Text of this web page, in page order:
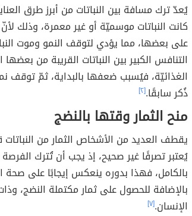
يُعدّ ترك مسافة بين النباتات من أبرز طرق
كانت النباتات موسميّة أو غير معمرة، وذلك
على بعضها، مما يؤدي لتوقف النمو وموت
التنافس الكبير بين النباتات القريبة من
الغذائيّة، فيُسبب ضعفها بالبداية، ثمّ توقف
ذُكر سابقًا.[٢]
منح الثمار وقتها بالنضج
يقطف العديد من الأشخاص الثمار من
يُعتبر تصرفًا غير صحيح، إذ يجب أن تُترك
بالكامل، فهذا بدوره ينعكس إيجابًا على صحة
بالإضافة للحصول على ثمار مكتملة النضج،
الإنسان.[٧]